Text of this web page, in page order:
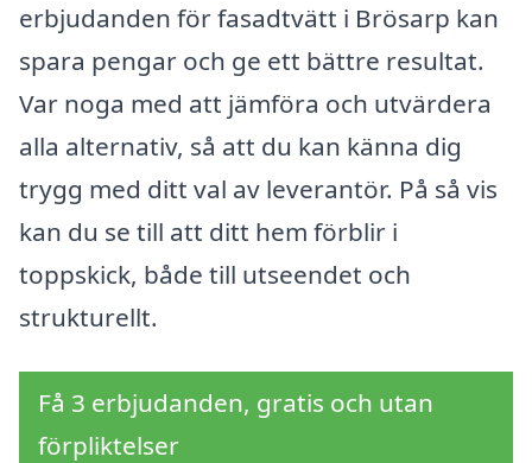
erbjudanden för fasadtvätt i Brösarp kan
spara pengar och ge ett bättre resultat.
Var noga med att jämföra och utvärdera
alla alternativ, så att du kan känna dig
trygg med ditt val av leverantör. På så vis
kan du se till att ditt hem förblir i
toppskick, både till utseendet och
strukturellt.
Få 3 erbjudanden, gratis och utan
förpliktelser